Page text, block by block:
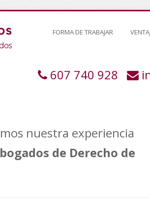
FORMA DE TRABAJAR
607 740 928
nuestra experiencia
de Derecho de